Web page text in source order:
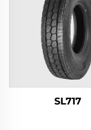
SL717